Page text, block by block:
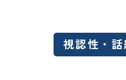
視認性・